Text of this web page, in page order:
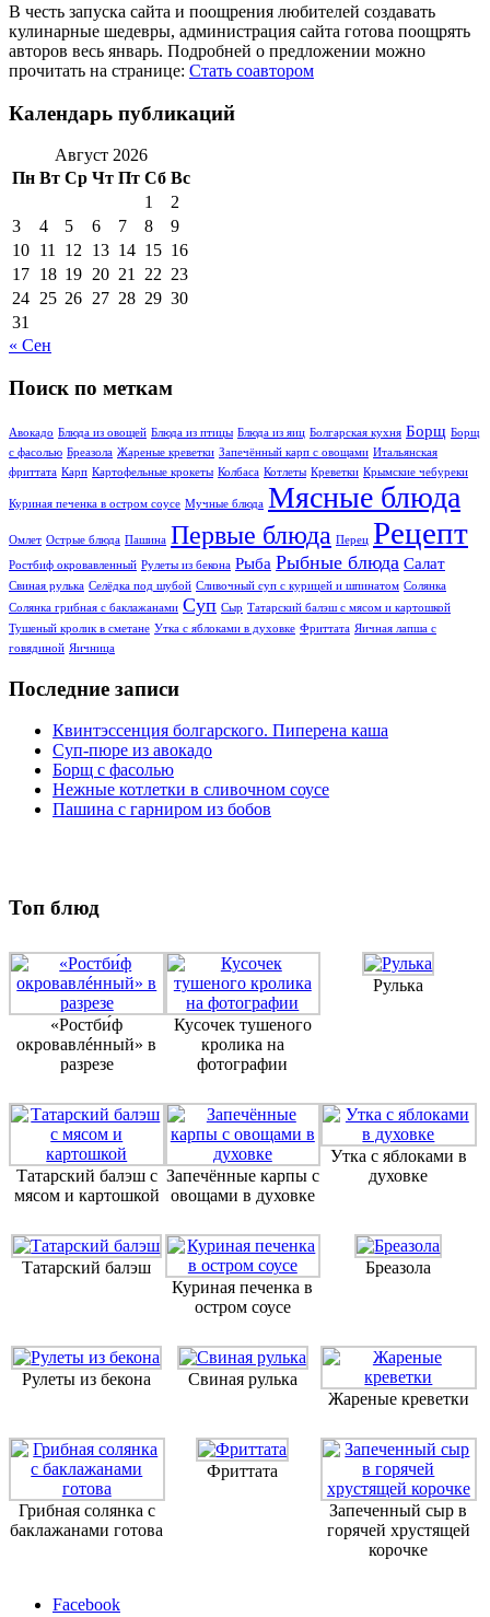
В честь запуска сайта и поощрения любителей создавать
кулинарные шедевры, администрация сайта готова поощрять
авторов весь январь. Подробней о предложении можно
прочитать на странице: Стать соавтором
Календарь публикаций
Август 2026
Пн Вт Ср Чт Пт Сб Вс
1
2
3
4 5 6 7 8
9
10 11 12 13 14 15 16
17 18 19 20 21 22 23
24 25 26 27 28 29 30
31
« Сен
Поиск по меткам
Авокадо Блюда из овощей Блюда из птицы Блюда из яиц Болгарская кухня Борщ Борщ
с фасолью Бреазола Жареные креветки Запечённый карп с овощами Итальянская
фриттата Карп Картофельные крокеты Колбаса Котлеты Креветки Крымские чебуреки
Куриная печенка в остром соусе Мучные блюда Мясные блюда
Омлет Острые блюда Пашина Первые блюда Перец Рецепт
Ростбиф окровавлeнный Рулеты из бекона Рыба Рыбные блюда Салат
Свиная рулька Селёдка под шубой Сливочный суп с курицей и шпинатом Солянка
Солянка грибная с баклажанами Суп Сыр Татарский балэш с мясом и картошкой
Тушеный кролик в сметане Утка с яблоками в духовке Фриттата Яичная лапша с
говядиной Яичница
Последние записи
Квинтэссенция болгарского. Пиперена каша
Суп-пюре из авокадо
Борщ с фасолью
Нежные котлетки в сливочном соусе
Пашина с гарниром из бобов
Топ блюд
«Ростби́ф
окровавлéнный» в
разрезе
Кусочек тушеного
кролика на
фотографии
Рулька
Татарский балэш с
мясом и картошкой
Запечённые карпы с
овощами в духовке
Утка с яблоками в
духовке
Татарский балэш
Куриная печенка в
остром соусе
Бреазола
Рулеты из бекона
Свиная рулька
Жареные креветки
Грибная солянка с
баклажанами готова
Фриттата
Запеченный сыр в
горячей хрустящей
корочке
Facebook